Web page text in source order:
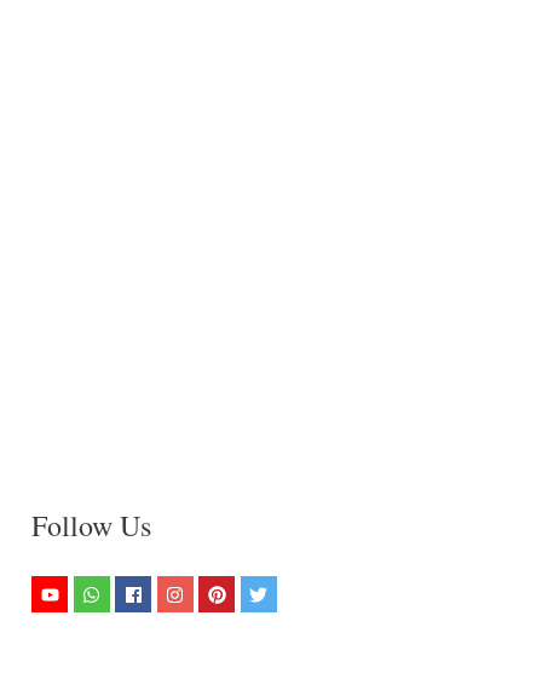
Follow Us